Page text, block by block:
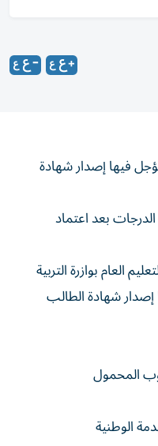
فيها إصدار شهادة
بعد اعتماد
العام بوازرة التربية
شهادة الطالب